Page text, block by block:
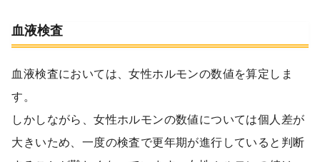
血液検査
血液検査においては、女性ホルモンの数値を算定しま
す。
しかしながら、女性ホルモンの数値については個人差が
大きいため、一度の検査で更年期が進行していると判断